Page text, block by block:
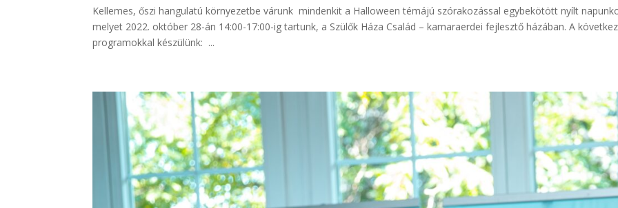
Kellemes, őszi hangulatú környezetbe várunk mindenkit a Halloween témájú szórakozással egybekötött nyílt
melyet 2022. október 28-án 14:00-17:00-ig tartunk, a Szülők Háza Család – kamaraerdei fejlesztő házában. A
programokkal készülünk: ...